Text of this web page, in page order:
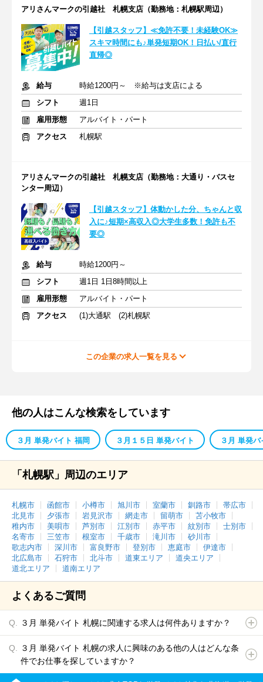
アリさんマークの引越社 札幌支店（勤務地：札幌駅周辺）
【引越スタッフ】≪免許不要！未経験OK≫
スキマ時間にも♪単発短期OK！日払い/直行
直帰◎
給与
時給1200円～ ※給与は支店による
シフト
週1日
雇用形態
アルバイト・パート
アクセス
札幌駅
アリさんマークの引越社 札幌支店（勤務地：大通り・バスセ
ンター周辺）
【引越スタッフ】体動かした分、ちゃんと収
入に♪短期×高収入◎大学生多数！免許も不
要◎
給与
時給1200円～
シフト
週1日 1日8時間以上
雇用形態
アルバイト・パート
アクセス
(1)大通駅 (2)札幌駅
この企業の求人一覧を見る
他の人はこんな検索をしています
３月 単発バイト 福岡 ３月１５日 単発バイト ３月 単発
「札幌駅」周辺のエリア
札幌市 函館市 小樽市 旭川市 室蘭市 釧路市
帯広市
北見市
夕張市 岩見沢市 網走市 留萌市
苫小牧市
稚内市
美唄市 芦別市 江別市 赤平市 紋別市
士別市
名寄市
三笠市 根室市 千歳市 滝川市
砂川市
歌志内市
深川市 富良野市 登別市 恵庭市
伊達市
北広島市
石狩市 北斗市 道東エリア
道央エリア
道北エリア
道南エリア
よくあるご質問
３月 単発バイト 札幌に関連する求人は何件ありますか？
３月 単発バイト 札幌の求人に興味のある他の人はどんな条
件でお仕事を探していますか？